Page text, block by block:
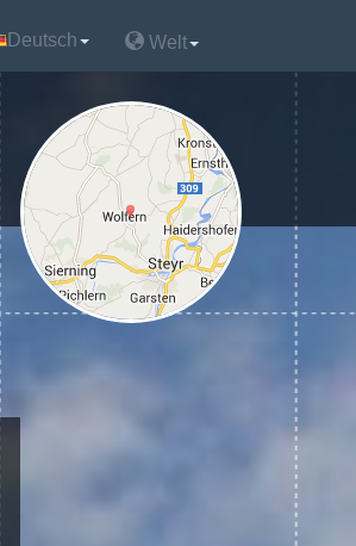
Deutsch Welt
Deutsch Welt